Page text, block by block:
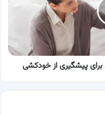
برای پیشگیری از خودکشی